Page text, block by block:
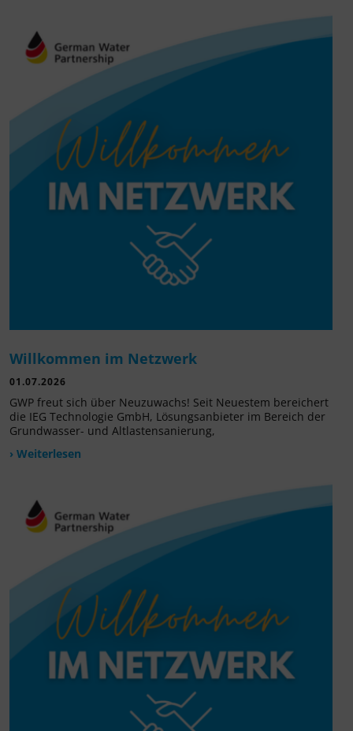
Willkommen im Netzwerk
01.07.2026
GWP freut sich über Neuzuwachs! Seit Neuestem bereichert
die IEG Technologie GmbH, Lösungsanbieter im Bereich der
Grundwasser- und Altlastensanierung,
› Weiterlesen